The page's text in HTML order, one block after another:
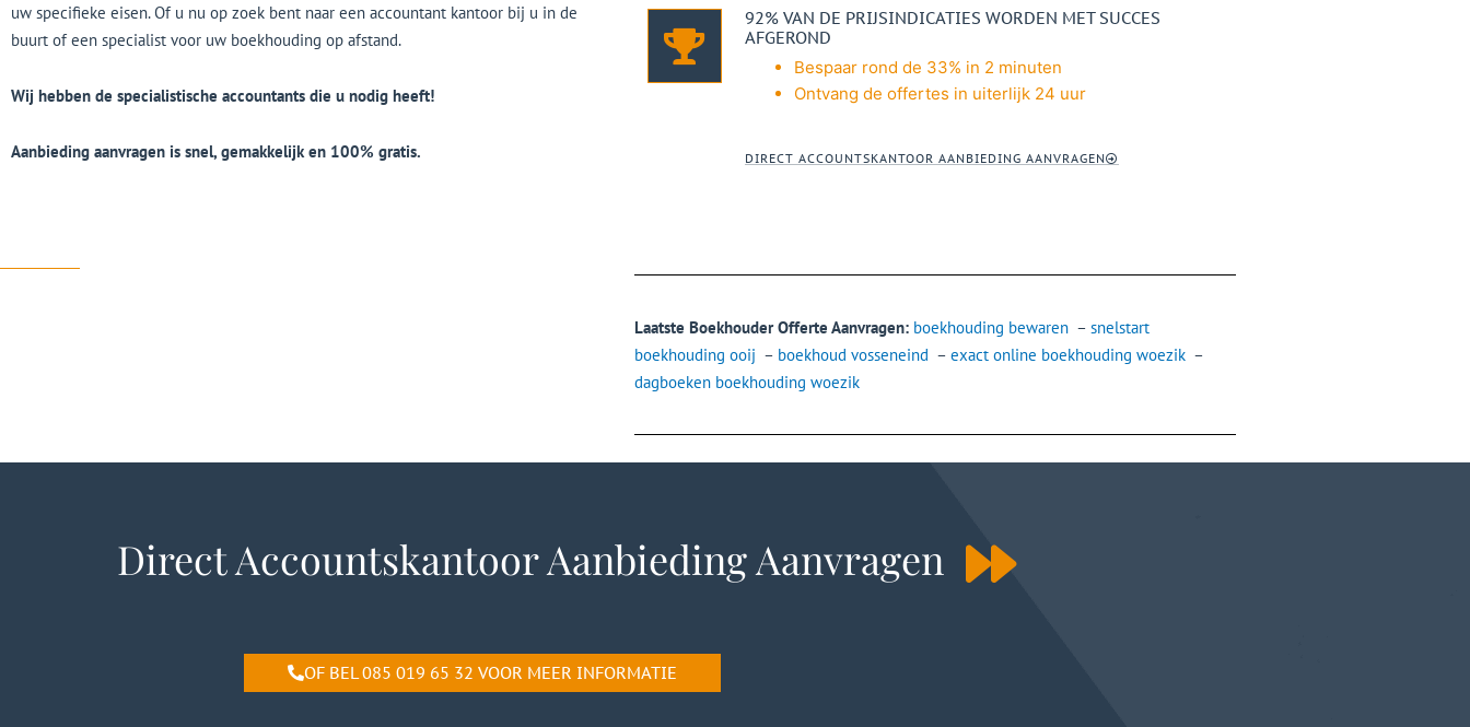
uw specifieke eisen. Of u nu op zoek bent naar een accountant kantoor bij u in de
buurt of een specialist voor uw boekhouding op afstand.
Wij hebben de specialistische accountants die u nodig heeft!
Aanbieding aanvragen is snel, gemakkelijk en 100% gratis.
92% VAN DE PRIJSINDICATIES WORDEN MET SUCCES
AFGEROND
Bespaar rond de 33% in 2 minuten
Ontvang de offertes in uiterlijk 24 uur
DIRECT ACCOUNTSKANTOOR AANBIEDING AANVRAGEN
Laatste Boekhouder Offerte Aanvragen: boekhouding bewaren – snelstart
boekhouding ooij – boekhoud vosseneind – exact online boekhouding woezik –
dagboeken boekhouding woezik
Direct Accountskantoor Aanbieding Aanvragen
OF BEL 085 019 65 32 VOOR MEER INFORMATIE